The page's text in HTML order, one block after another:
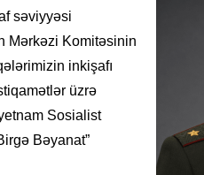
səviyyəsi
Mərkəzi Komitəsinin
inkişafı
üzrə
Sosialist
Bəyanat”